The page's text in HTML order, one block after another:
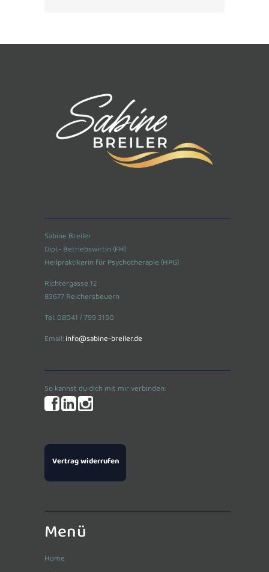
Sabine Breiler
Dipl.- Betriebswirtin (FH)
Heilpraktikerin für Psychotherapie (HPG)
Richtergasse 12
83677 Reichersbeuern
Tel. 08041 / 799 3150
Email:info@sabine-breiler.de
So kannst du dich mit mir verbinden:
Vertrag widerrufen
Menü
Home